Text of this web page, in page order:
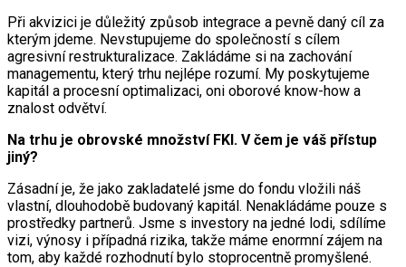
Při akvizici je důležitý způsob integrace a pevně daný cíl za
kterým jdeme. Nevstupujeme do společností s cílem
agresivní restrukturalizace. Zakládáme si na zachování
managementu, který trhu nejlépe rozumí. My poskytujeme
kapitál a procesní optimalizaci, oni oborové know-how a
znalost odvětví.
Na trhu je obrovské množství FKI. V čem je váš přístup
jiný?
Zásadní je, že jako zakladatelé jsme do fondu vložili náš
vlastní, dlouhodobě budovaný kapitál. Nenakládáme pouze s
prostředky partnerů. Jsme s investory na jedné lodi, sdílíme
vizi, výnosy i případná rizika, takže máme enormní zájem na
tom, aby každé rozhodnutí bylo stoprocentně promyšlené.